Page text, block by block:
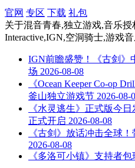
官网 专区 下载 礼包
关于混音青春,独立游戏,音乐授
Interactive,IGN,空洞骑士,游戏
IGN前瞻盛赞！《古剑》
场 2026-08-08
《Ocean Keeper Co-op
釜山独立游戏节 2026-08-
《水灵逃生》正式版今
正式开启 2026-08-08
《古剑》放话冲击全球
2026-08-08
《多洛可小镇》支持者包